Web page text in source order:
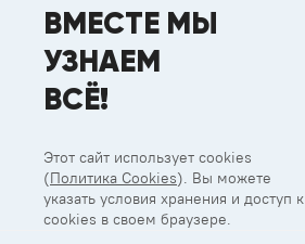
ВМЕСТЕ МЫ
УЗНАЕМ
ВСЁ!
Этот сайт использует cookies
(Политика Cookies). Вы можете
указать условия хранения и доступ к
cookies в своем браузере.